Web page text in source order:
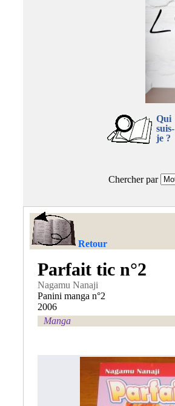
Qui
suis-
je ?
Chercher par
Retour
Parfait tic n°2
Nagamu Nanaji
Panini manga n°2
2006
Manga